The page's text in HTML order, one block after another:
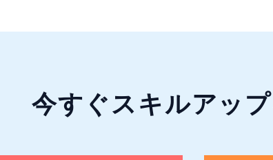
今すぐスキルアップ